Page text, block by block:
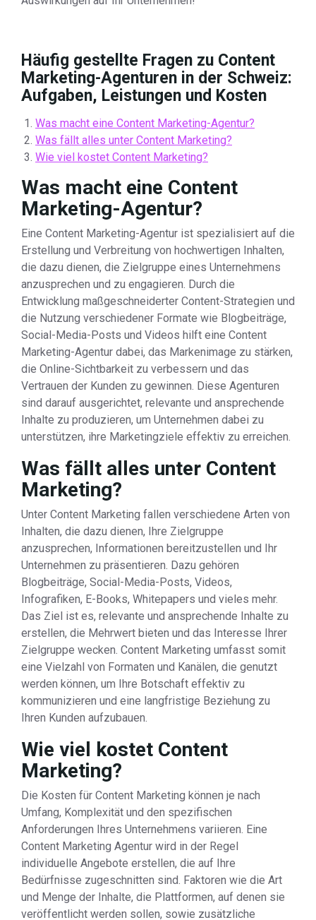
Häufig gestellte Fragen zu Content
Marketing-Agenturen in der Schweiz:
Aufgaben, Leistungen und Kosten
Was macht eine Content Marketing-Agentur?
Was fällt alles unter Content Marketing?
Wie viel kostet Content Marketing?
Was macht eine Content
Marketing-Agentur?
Eine Content Marketing-Agentur ist spezialisiert auf die
Erstellung und Verbreitung von hochwertigen Inhalten,
die dazu dienen, die Zielgruppe eines Unternehmens
anzusprechen und zu engagieren. Durch die
Entwicklung maßgeschneiderter Content-Strategien und
die Nutzung verschiedener Formate wie Blogbeiträge,
Social-Media-Posts und Videos hilft eine Content
Marketing-Agentur dabei, das Markenimage zu stärken,
die Online-Sichtbarkeit zu verbessern und das
Vertrauen der Kunden zu gewinnen. Diese Agenturen
sind darauf ausgerichtet, relevante und ansprechende
Inhalte zu produzieren, um Unternehmen dabei zu
unterstützen, ihre Marketingziele effektiv zu erreichen.
Was fällt alles unter Content
Marketing?
Unter Content Marketing fallen verschiedene Arten von
Inhalten, die dazu dienen, Ihre Zielgruppe
anzusprechen, Informationen bereitzustellen und Ihr
Unternehmen zu präsentieren. Dazu gehören
Blogbeiträge, Social-Media-Posts, Videos,
Infografiken, E-Books, Whitepapers und vieles mehr.
Das Ziel ist es, relevante und ansprechende Inhalte zu
erstellen, die Mehrwert bieten und das Interesse Ihrer
Zielgruppe wecken. Content Marketing umfasst somit
eine Vielzahl von Formaten und Kanälen, die genutzt
werden können, um Ihre Botschaft effektiv zu
kommunizieren und eine langfristige Beziehung zu
Ihren Kunden aufzubauen.
Wie viel kostet Content
Marketing?
Die Kosten für Content Marketing können je nach
Umfang, Komplexität und den spezifischen
Anforderungen Ihres Unternehmens variieren. Eine
Content Marketing Agentur wird in der Regel
individuelle Angebote erstellen, die auf Ihre
Bedürfnisse zugeschnitten sind. Faktoren wie die Art
und Menge der Inhalte, die Plattformen, auf denen sie
veröffentlicht werden sollen, sowie zusätzliche